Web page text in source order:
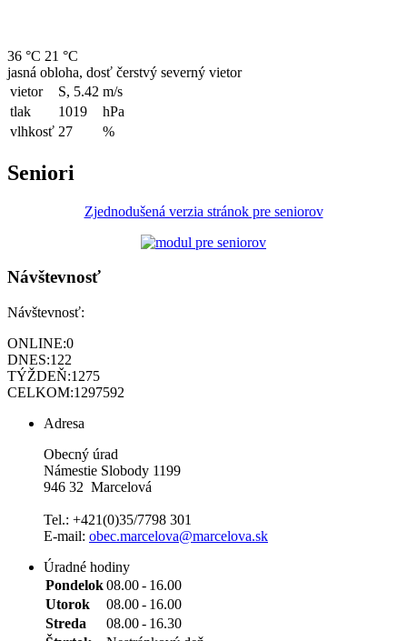
36 °C 21 °C
jasná obloha, dosť čerstvý severný vietor
vietor
S, 5.42 m/s
tlak
1019
hPa
vlhkosť 27 %
Seniori
Zjednodušená verzia stránok pre seniorov
Návštevnosť
Návštevnosť:
ONLINE:0
DNES:122
TÝŽDEŇ:1275
CELKOM:1297592
Adresa
Obecný úrad
Námestie Slobody 1199
946 32 Marcelová
Tel.: +421(0)35/7798 301
E-mail: obec.marcelova@marcelova.sk
Úradné hodiny
Pondelok08.00- 16.00
Utorok
08.00- 16.00
Streda
08.00- 16.30